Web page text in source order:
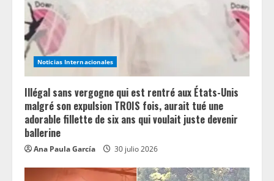
i
n
g Noticias Internacionales
Illégal sans vergogne qui est rentré aux États-Unis
malgré son expulsion TROIS fois, aurait tué une
adorable fillette de six ans qui voulait juste devenir
ballerine
Ana Paula García 30 julio 2026